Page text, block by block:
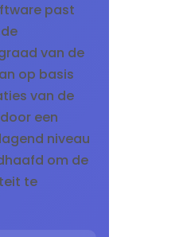
past
van de
op basis
van de
een
niveau
om de
te